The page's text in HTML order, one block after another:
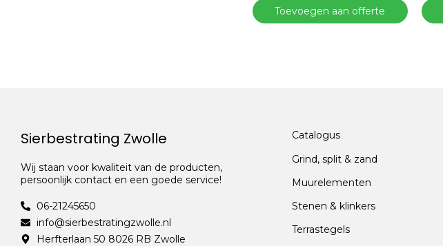
Toevoegen aan offerte
Sierbestrating Zwolle
Wij staan voor kwaliteit van de producten,
persoonlijk contact en een goede service!
06-21245650
info@sierbestratingzwolle.nl
Herfterlaan 50 8026 RB Zwolle
Catalogus
Grind, split & zand
Muurelementen
Stenen & klinkers
Terrastegels